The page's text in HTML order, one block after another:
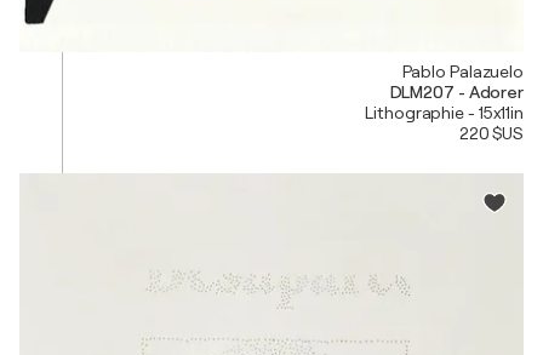
Pablo Palazuelo
DLM207 - Adorer
Lithographie - 15x11in
220 $US